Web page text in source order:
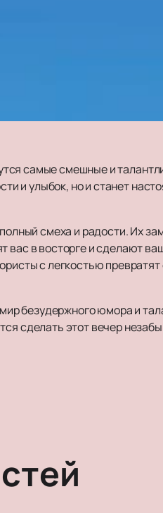
самые смешные и
и улыбок, но и станет
смеха и радости. Их
в восторге и сделают
с легкостью превратят
безудержного юмора и
сделать этот вечер